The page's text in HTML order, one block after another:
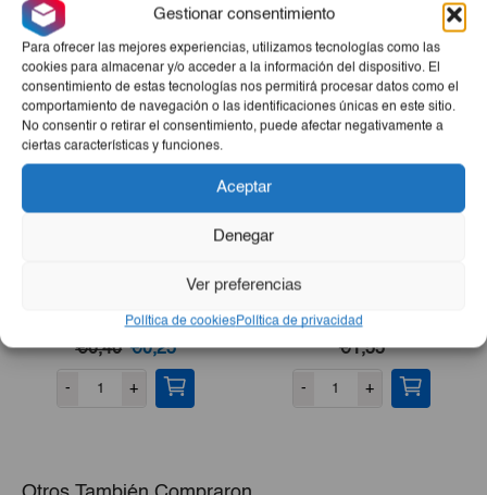
Gestionar consentimiento
Para ofrecer las mejores experiencias, utilizamos tecnologías como las
cookies para almacenar y/o acceder a la información del dispositivo. El
consentimiento de estas tecnologías nos permitirá procesar datos como el
comportamiento de navegación o las identificaciones únicas en este sitio.
No consentir o retirar el consentimiento, puede afectar negativamente a
ciertas características y funciones.
Aceptar
Denegar
Ver preferencias
Política de cookiesPolítica de privacidad
Productos Relacionados
Refresco En Polvo Sabor
Cola Rinde 2Lt
€0,40El
precio
original
€0,25El
precio
actual
- +
Sardina En Tomate Montey
125g
€1,55
- +